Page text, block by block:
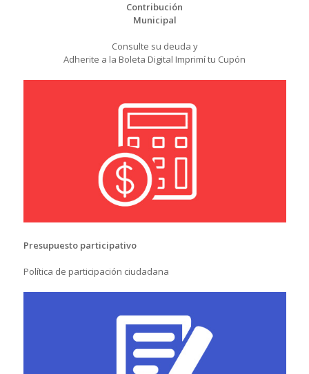
Contribución
Municipal
Consulte su deuda y
Adherite a la Boleta Digital Imprimí tu Cupón
Presupuesto participativo
Política de participación ciudadana